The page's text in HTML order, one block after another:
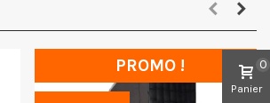
PROMO !
Panier
0